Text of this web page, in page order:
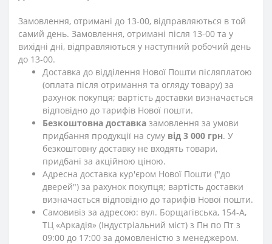
Замовлення, отримані до 13-00, відправляються в той
самий день. Замовлення, отримані після 13-00 та у
вихідні дні, відправляються у наступний робочий день
до 13-00.
Доставка до відділення Нової Пошти післяплатою
(оплата після отримання та огляду товару) за
рахунок покупця; вартість доставки визначається
відповідно до тарифів Нової пошти.
Безкоштовна доставка замовлення за умови
придбання продукції на суму від 3 000 грн. У
безкоштовну доставку не входять товари,
придбані за акційною ціною.
Адресна доставка кур'єром Нової Пошти ("до
дверей") за рахунок покупця; вартість доставки
визначається відповідно до тарифів Нової пошти.
Самовивіз за адресою: вул. Борщагівська, 154-А,
ТЦ «Аркадія» (Індустріальний міст) з Пн по Пт з
09:00 до 17:00 за домовленістю з менеджером.